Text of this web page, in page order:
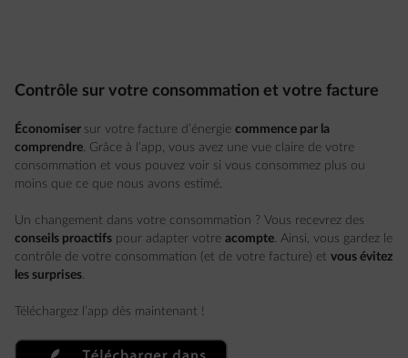
Contrôle sur votre consommation et votre facture
Économiser sur votre facture d’énergie commence par la
comprendre. Grâce à l’app, vous avez une vue claire de votre
consommation et vous pouvez voir si vous consommez plus ou
moins que ce que nous avons estimé.
Un changement dans votre consommation ? Vous recevrez des
conseils proactifs pour adapter votre acompte. Ainsi, vous gardez le
contrôle de votre consommation (et de votre facture) et vous évitez
les surprises.
Téléchargez l’app dès maintenant !